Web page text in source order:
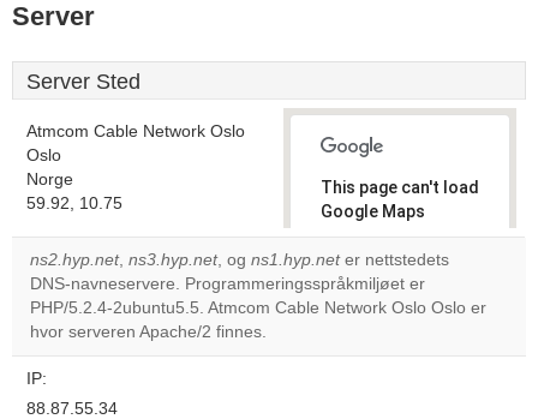
Server
Server Sted
Atmcom Cable Network Oslo
Oslo
Norge
59.92, 10.75
This page can't load
Google Maps
correctly.
Do you
own this
OK
ns2.hyp.net, ns3.hyp.net, og ns1.hyp.neter nettstedets
DNS-navneservere. Programmeringsspråkmiljøet er
PHP/5.2.4-2ubuntu5.5. Atmcom Cable Network Oslo Oslo er
hvor serveren Apache/2 finnes.
IP:
88.87.55.34